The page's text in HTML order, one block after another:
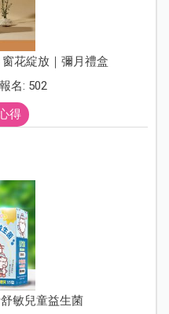
窗花綻放｜彌月禮盒
名: 502
得
舒敏兒童益生菌